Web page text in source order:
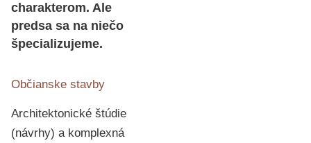
charakterom. Ale
predsa sa na niečo
špecializujeme.
Občianske stavby
Architektonické štúdie
(návrhy) a komplexná